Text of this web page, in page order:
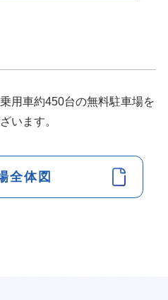
用車約450台の無料駐車場を
います。
全体図